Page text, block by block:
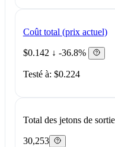
Coût total (prix actuel)
$0.142 ↓ -36.8%
Testé à: $0.224
Total des jetons de sortie
30,253